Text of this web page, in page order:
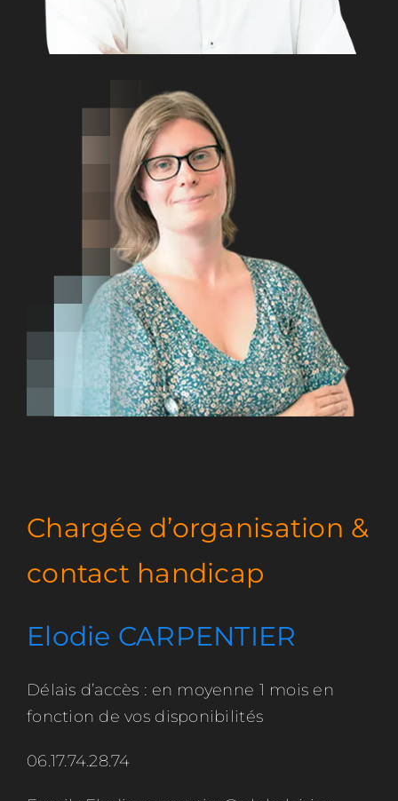
Chargée d’organisation &
contact handicap
Elodie CARPENTIER
Délais d’accès : en moyenne 1 mois en
fonction de vos disponibilités
06.17.74.28.74